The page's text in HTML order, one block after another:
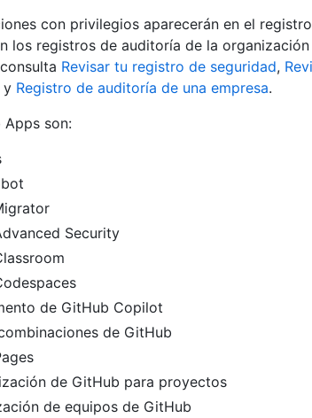
con privilegios aparecerán en el
los registros de auditoría de la
Revisar tu registro de seguridad,
y Registro de auditoría de una empresa.
Apps son:
Security
de GitHub Copilot
de GitHub
de GitHub para proyectos
de equipos de GitHub